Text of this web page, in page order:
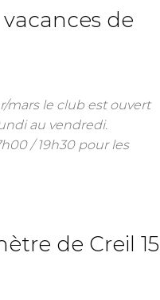
de
mars le club est ouvert
au vendredi.
/ 19h30 pour les
de Creil 15